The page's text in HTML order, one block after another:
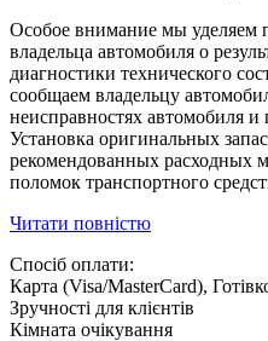
Особое внимание мы
владельца автомобиля о
диагностики технического
сообщаем владельцу
неисправностях автомобиля и
Установка оригинальных
рекомендованных расходных
поломок транспортного
Читати повністю
Спосіб оплати:
Карта (Visa/MasterCard),
Зручності для клієнтів
Кімната очікування